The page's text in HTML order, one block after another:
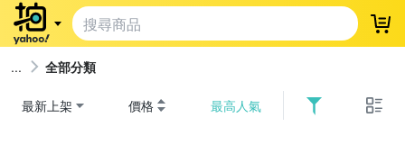
登
全部分類
最新上架 價格 最高人氣